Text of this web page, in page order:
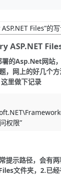
ASP.NET
的Asp.Net网站
，网上的好几个
里做下记录
权限”
提示路径，会有
文件夹，2.已